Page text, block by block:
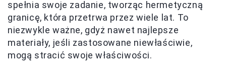
spełnia swoje zadanie, tworząc hermetyczną
granicę, która przetrwa przez wiele lat. To
niezwykle ważne, gdyż nawet najlepsze
materiały, jeśli zastosowane niewłaściwie,
mogą stracić swoje właściwości.